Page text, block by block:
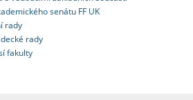
senátu FF UK
rady
rady
fakulty